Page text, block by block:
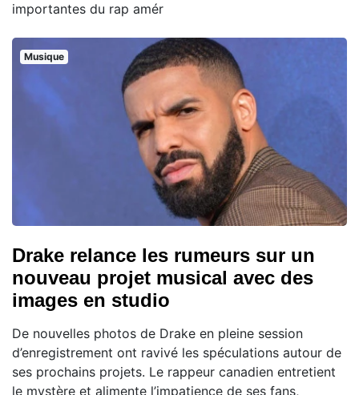
importantes du rap amér
Musique
Drake relance les rumeurs sur un
nouveau projet musical avec des
images en studio
De nouvelles photos de Drake en pleine session
d’enregistrement ont ravivé les spéculations autour de
ses prochains projets. Le rappeur canadien entretient
le mystère et alimente l’impatience de ses fans,